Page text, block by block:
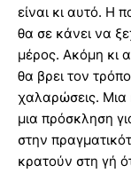
είναι κι αυτό. Η
θα σε κάνει να
μέρος. Ακόμη κι
θα βρει τον
χαλαρώσεις. Μια
μια πρόσκληση
στην
κρατούν στη γή